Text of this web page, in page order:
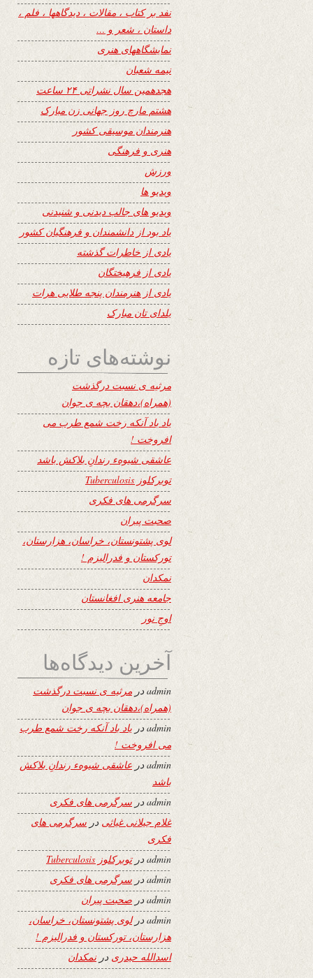
نفد بر کتاب ، مقالات ، دیدگاهها ، فلم ،
داستان ، شعر و …
نمایشگاههای هنری
نیمه شعبان
هجدهمین سال نشراتی ۲۴ ساعت
هشتم مارچ روز جهانی زن مبارک
هنرمندان موسیقی کشور
هنری و فرهنگی
ورزش
ویدیو ها
ویدیو های جالب دیدنی و شنیدنی
یاد بود از دانشمندان و فرهنگیان کشور
یادی از خاطرات گذشته
یادی از فرهیختگان
یادی از هنرمندان پنجه طلایی هرات
یلدای تان مبارک
نوشته‌های تازه
مرثیه ی نسبت درگذشت
(همراه)،دهقان بچه ی جوان
یاد باد آنکه رخت شمع طرب می
افروخت !
عاشقی شیوهء رندانِ بلاکش باشد
توبرکلوز Tuberculosis
سرگرمی های فکری
صحبت پیران
لوی پشتونستان، خراسان، هزارستان،
تورکستان و فدرالیزم !
نمکدان
جامعه هنری افغانستان
اوجِ نور
آخرین دیدگاه‌ها
adminدر مرثیه ی نسبت درگذشت
(همراه)،دهقان بچه ی جوان
admin در یاد باد آنکه رخت شمع طرب
می افروخت !
adminدر عاشقی شیوهء رندانِ بلاکش
باشد
admin در سرگرمی های فکری
غلام جیلانی غیاثی در سرگرمی های
فکری
adminدرتوبرکلوز Tuberculosis
adminدر سرگرمی های فکری
admin در صحبت پیران
adminدرلوی پشتونستان، خراسان،
هزارستان، تورکستان و فدرالیزم !
اسدالله حیدری درنمکدان